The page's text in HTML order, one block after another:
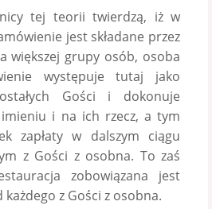
tej teorii twierdzą, iż w
jest składane przez
większej grupy osób, osoba
występuje tutaj jako
Gości i dokonuje
i na ich rzecz, a tym
zapłaty w dalszym ciągu
z Gości z osobna. To zaś
zobowiązana jest
każdego z Gości z osobna.